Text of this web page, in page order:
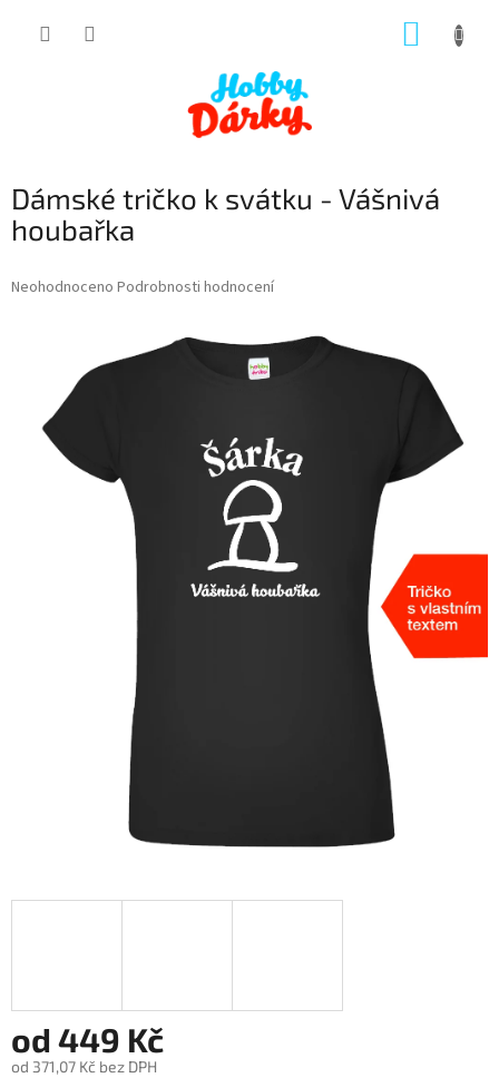
Dámské tričko k svátku - Vášnivá
houbařka
Průměrné
hvězdiček.
Neohodnoceno Podrobnosti hodnocení
od 449 Kč
od 371,07 Kč bez DPH